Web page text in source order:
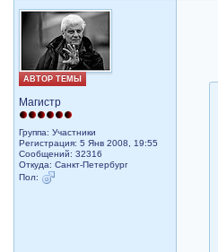
АВТОР ТЕМЫ
Магистр
Группа: Участники
Регистрация: 5 Янв 2008, 19:55
Сообщений: 32316
Откуда: Санкт-Петербург
Пол: